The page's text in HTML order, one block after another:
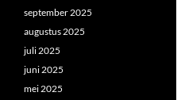
september 2025
augustus 2025
juli 2025
juni 2025
mei 2025